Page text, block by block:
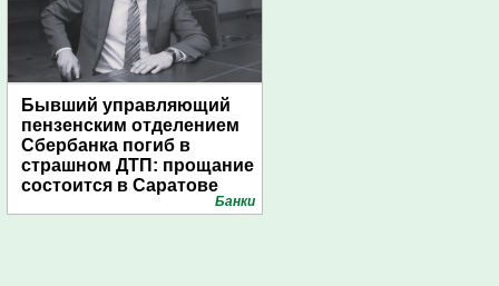
Бывший управляющий
пензенским отделением
Сбербанка погиб в
страшном ДТП: прощание
состоится в Саратове
Банки